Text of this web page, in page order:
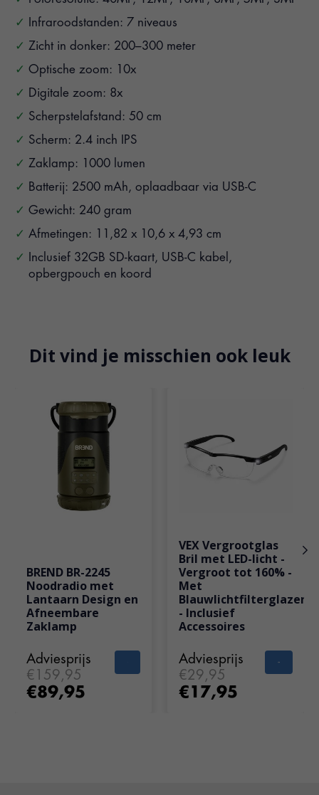
Infraroodstanden: 7 niveaus
Zicht in donker: 200–300 meter
Optische zoom: 10x
Digitale zoom: 8x
Scherpstelafstand: 50 cm
Scherm: 2.4 inch IPS
Zaklamp: 1000 lumen
Batterij: 2500 mAh, oplaadbaar via USB-C
Gewicht: 240 gram
Afmetingen: 11,82 x 10,6 x 4,93 cm
Inclusief 32GB SD-kaart, USB-C kabel,
opbergpouch en koord
Dit vind je misschien ook leuk
BREND BR-2245
Noodradio met
Lantaarn Design en
Afneembare
Zaklamp
Adviesprijs
€159,95
€89,95
VEX Vergrootglas
Bril met LED-licht -
Vergroot tot 160% -
Met
Blauwlichtfilterglazen
- Inclusief
Accessoires
Adviesprijs
€29,95
€17,95